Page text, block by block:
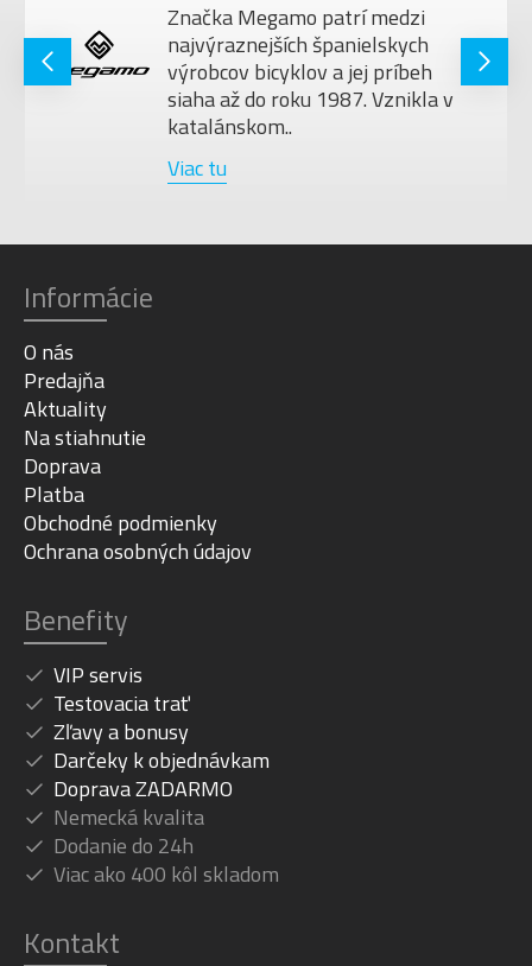
Značka Megamo patrí medzi
najvýraznejších španielskych
výrobcov bicyklov a jej príbeh
siaha až do roku 1987. Vznikla v
katalánskom..
Viac tu
Informácie
O nás
Predajňa
Aktuality
Na stiahnutie
Doprava
Platba
Obchodné podmienky
Ochrana osobných údajov
Benefity
VIP servis
Testovacia trať
Zľavy a bonusy
Darčeky k objednávkam
Doprava ZADARMO
Nemecká kvalita
Dodanie do 24h
Viac ako 400 kôl skladom
Kontakt